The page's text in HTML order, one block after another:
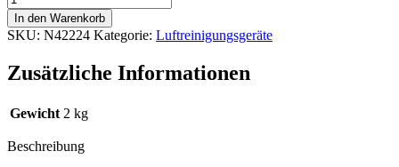
In den Warenkorb
SKU: N42224 Kategorie: Luftreinigungsgeräte
Zusätzliche Informationen
Gewicht 2 kg
Beschreibung